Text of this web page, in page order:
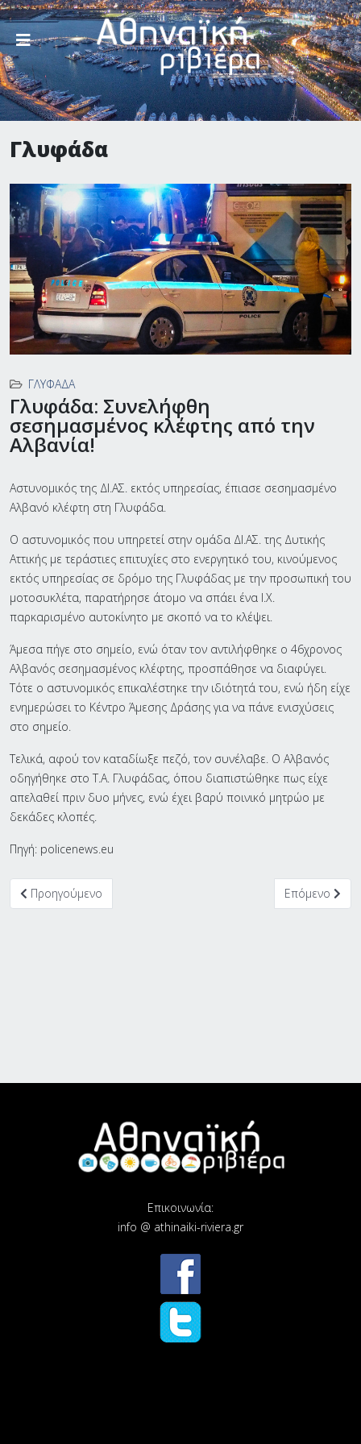
Γλυφάδα
ΓΛΥΦΆΔΑ
Γλυφάδα: Συνελήφθη
σεσημασμένος κλέφτης από την
Αλβανία!
Αστυνομικός της ΔΙ.ΑΣ. εκτός υπηρεσίας, έπιασε σεσημασμένο
Αλβανό κλέφτη στη Γλυφάδα.
Ο αστυνομικός που υπηρετεί στην ομάδα ΔΙ.ΑΣ. της Δυτικής
Αττικής με τεράστιες επιτυχίες στο ενεργητικό του, κινούμενος
εκτός υπηρεσίας σε δρόμο της Γλυφάδας με την προσωπική του
μοτοσυκλέτα, παρατήρησε άτομο να σπάει ένα Ι.Χ.
παρκαρισμένο αυτοκίνητο με σκοπό να το κλέψει.
Άμεσα πήγε στο σημείο, ενώ όταν τον αντιλήφθηκε ο 46χρονος
Αλβανός σεσημασμένος κλέφτης, προσπάθησε να διαφύγει.
Τότε ο αστυνομικός επικαλέστηκε την ιδιότητά του, ενώ ήδη είχε
ενημερώσει το Κέντρο Άμεσης Δράσης για να πάνε ενισχύσεις
στο σημείο.
Τελικά, αφού τον καταδίωξε πεζό, τον συνέλαβε. Ο Αλβανός
οδηγήθηκε στο Τ.Α. Γλυφάδας, όπου διαπιστώθηκε πως είχε
απελαθεί πριν δυο μήνες, ενώ έχει βαρύ ποινικό μητρώο με
δεκάδες κλοπές.
Πηγή: policenews.eu
Προηγούμενο άρθρο: Όλοι οι δρόμοι οδηγούν στη Γλυφάδα:
Προηγούμενο Επόμενο
Επόμενο
Επικοινωνία:
info @ athinaiki-riviera.gr